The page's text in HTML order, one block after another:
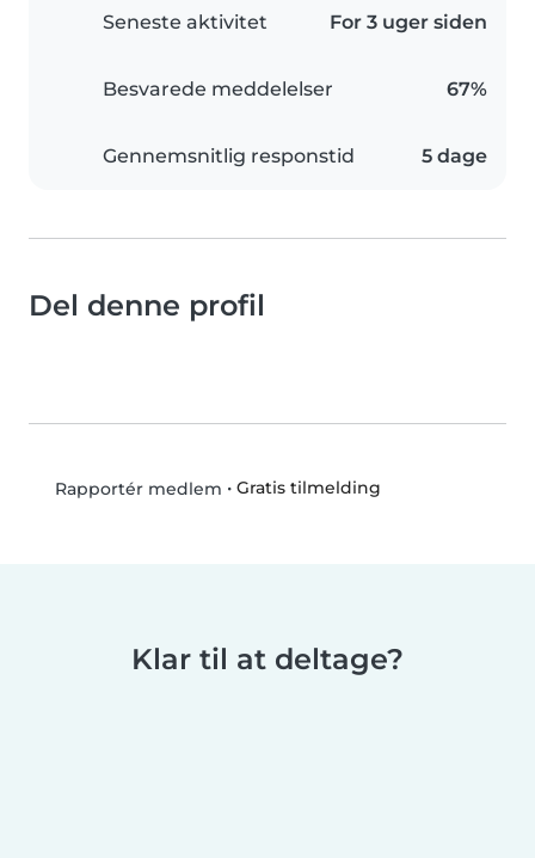
Seneste aktivitet For 3 uger siden
Besvarede meddelelser 67%
Gennemsnitlig responstid 5 dage
Del denne profil
Rapportér medlem • Gratis tilmelding
Klar til at deltage?